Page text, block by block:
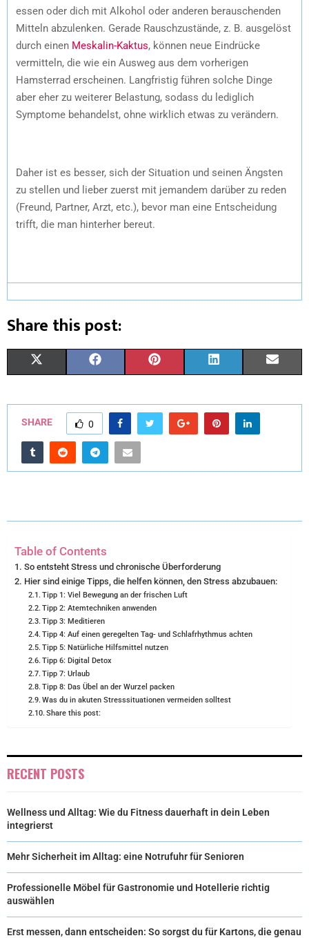
essen oder dich mit Alkohol oder anderen berauschenden
Mitteln abzulenken. Gerade Rauschzustände, z. B. ausgelöst
durch einen Meskalin-Kaktus, können neue Eindrücke
vermitteln, die wie ein Ausweg aus dem vorherigen
Hamsterrad erscheinen. Langfristig führen solche Dinge
aber eher zu weiterer Belastung, sodass du lediglich
Symptome behandelst, ohne wirklich etwas zu verändern.
Daher ist es besser, sich der Situation und seinen Ängsten
zu stellen und lieber zuerst mit jemandem darüber zu reden
(Freund, Partner, Arzt, etc.), bevor man eine Entscheidung
trifft, die man hinterher bereut.
Share this post:
I
)
C
E
B
N
T
T
N
K
SHARE 0
Table of Contents
So entsteht Stress und chronische Überforderung
Hier sind einige Tipps, die helfen können, den Stress abzubauen:
Tipp 1: Viel Bewegung an der frischen Luft
Tipp 2: Atemtechniken anwenden
Tipp 3: Meditieren
Tipp 4: Auf einen geregelten Tag- und Schlafrhythmus achten
Tipp 5: Natürliche Hilfsmittel nutzen
Tipp 6: Digital Detox
Tipp 7: Urlaub
Tipp 8: Das Übel an der Wurzel packen
Was du in akuten Stresssituationen vermeiden solltest
Share this post:
RECENT POSTS
Wellness und Alltag: Wie du Fitness dauerhaft in dein Leben
integrierst
Mehr Sicherheit im Alltag: eine Notrufuhr für Senioren
Professionelle Möbel für Gastronomie und Hotellerie richtig
auswählen
Erst messen, dann entscheiden: So sorgst du für Kartons, die genau